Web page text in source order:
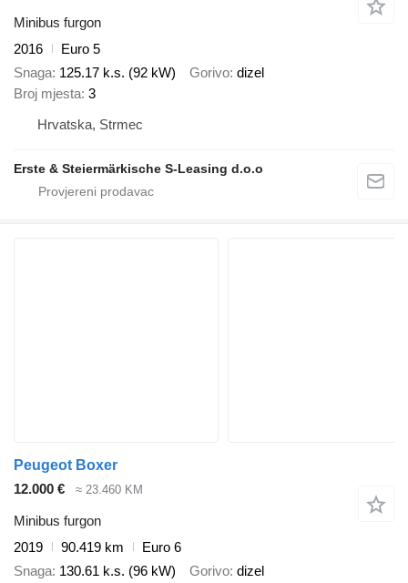
Minibus furgon
2016
Euro 5
Snaga 125.17 k.s. (92 kW) Gorivo dizel
Broj mjesta 3
Hrvatska, Strmec
Erste & Steiermärkische S-Leasing d.o.o
Peugeot Boxer
12.000 €
≈ 23.460 KM
Minibus furgon
2019
90.419 km
Euro 6
Snaga 130.61 k.s. (96 kW) Gorivo dizel